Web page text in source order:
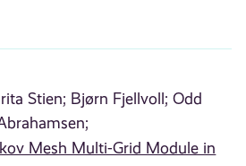
Stien; Bjørn Fjellvoll; Odd
Mesh Multi-Grid Module in